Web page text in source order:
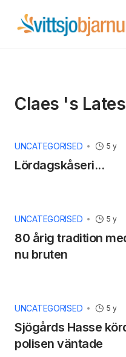
Claes 's
UNCATEGORISED 5 y
Lördagskåseri...
UNCATEGORISED 5 y
80 årig tradition
nu bruten
UNCATEGORISED 5 y
Sjögårds Hasse
polisen väntade